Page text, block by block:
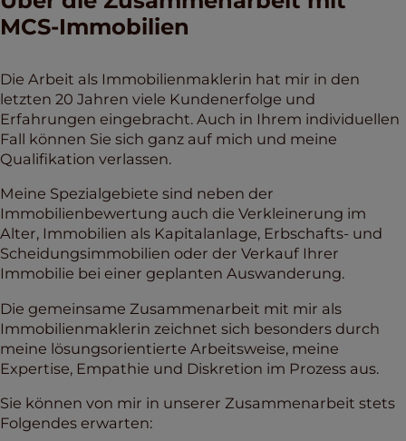
MCS-Immobilien
Die Arbeit als Immobilienmaklerin hat mir in den
letzten 20 Jahren viele Kundenerfolge und
Erfahrungen eingebracht. Auch in Ihrem individuellen
Fall können Sie sich ganz auf mich und meine
Qualifikation verlassen.
Meine Spezialgebiete sind neben der
Immobilienbewertung auch die Verkleinerung im
Alter, Immobilien als Kapitalanlage, Erbschafts- und
Scheidungsimmobilien oder der Verkauf Ihrer
Immobilie bei einer geplanten Auswanderung.
Die gemeinsame Zusammenarbeit mit mir als
Immobilienmaklerin zeichnet sich besonders durch
meine lösungsorientierte Arbeitsweise, meine
Expertise, Empathie und Diskretion im Prozess aus.
Sie können von mir in unserer Zusammenarbeit stets
Folgendes erwarten: